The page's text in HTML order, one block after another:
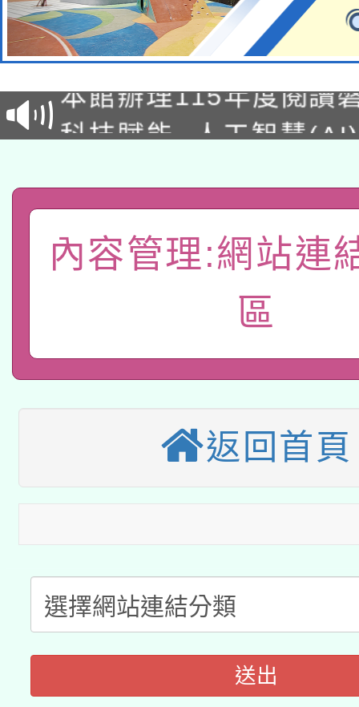
適應運動共學行動站研
暨閱讀推動專業研習
科技賦能─人工智慧
「數位內容與教學軟體
pilot」
有關大陸委員會函釋公
業技術研究院辦理「
用水績優單位及節水達
動」
115年8月22日(星期六
桃園市孔廟祈福系列
開 智慧啟航」
2026年桃園地景藝術
「2026桃園藝術巡演
適應運動共學行動站研
本館辦理115年度閱讀
「數位內容與教學軟體
pilot」
薪期間赴陸應申請許可
轉知經濟部水利署委託
內容管理:網站連
區
返回首頁
送出